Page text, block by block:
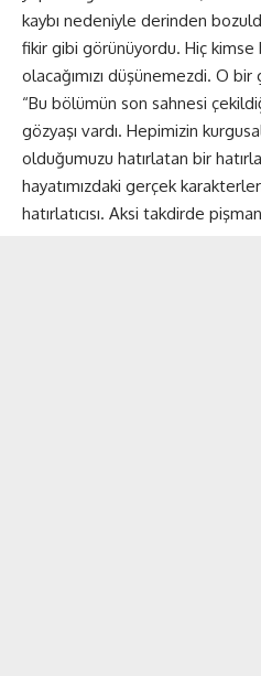
kaybı nedeniyle derinden
fikir gibi görünüyordu. Hiç
olacağımızı düşünemezdi. O bir
“Bu bölümün son sahnesi
gözyaşı vardı. Hepimizin
olduğumuzu hatırlatan bir
hayatımızdaki gerçek
hatırlatıcısı. Aksi takdirde